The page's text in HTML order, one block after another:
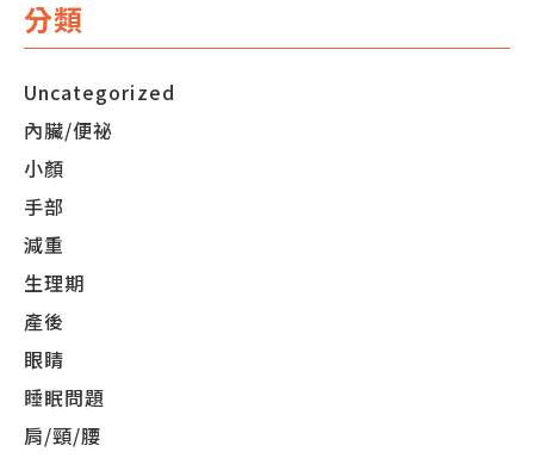
分類
Uncategorized
內臟/便祕
小顏
手部
減重
生理期
產後
眼睛
睡眠問題
肩/頸/腰